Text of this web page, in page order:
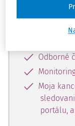
Vďaka
Odborné
Moja
portálu,